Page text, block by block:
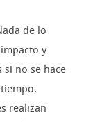
de lo
y
si no se hace
realizan